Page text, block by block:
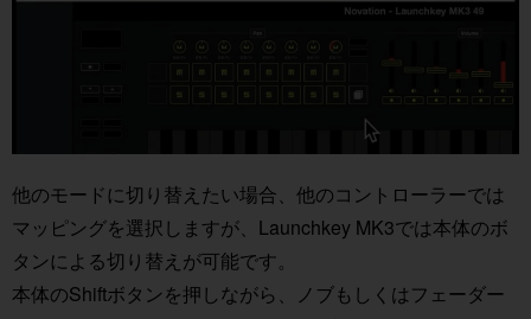
他のモードに切り替えたい場合、他のコントローラーでは
マッピングを選択しますが、Launchkey MK3では本体のボ
タンによる切り替えが可能です。
本体のShiftボタンを押しながら、ノブもしくはフェーダー